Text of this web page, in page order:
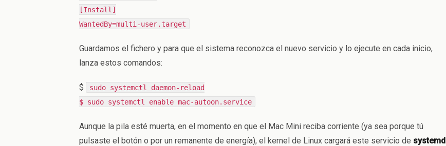
[Install]
WantedBy=multi-user.target
Guardamos el fichero y para que el sistema reconozca el nuevo servicio y lo ejecute en cada inicio,
lanza estos comandos:
$
sudo systemctl daemon-reload
$ sudo systemctl enable mac-autoon.service
Aunque la pila esté muerta, en el momento en que el Mac Mini reciba corriente (ya sea porque tú
pulsaste el botón o por un remanente de energía), el kernel de Linux cargará este servicio de systemd